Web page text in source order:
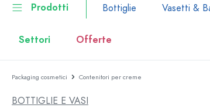
Prodotti Bottiglie Vasetti &
Settori Offerte
Bottiglie
Packaging cosmetici Contenitori per creme
BOTTIGLIE E VASI